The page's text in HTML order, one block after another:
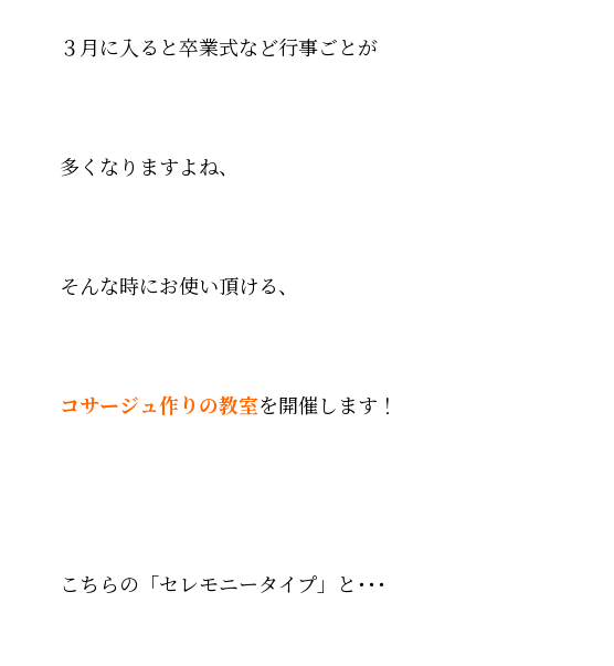
３月に入ると卒業式など行事ごとが
多くなりますよね、
そんな時にお使い頂ける、
コサージュ作りの教室を開催します！
こちらの「セレモニータイプ」と･･･